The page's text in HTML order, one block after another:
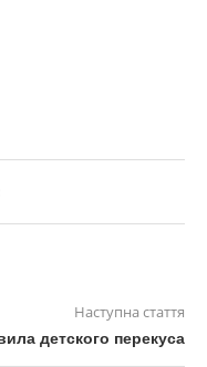
Наступна стаття
детского перекуса